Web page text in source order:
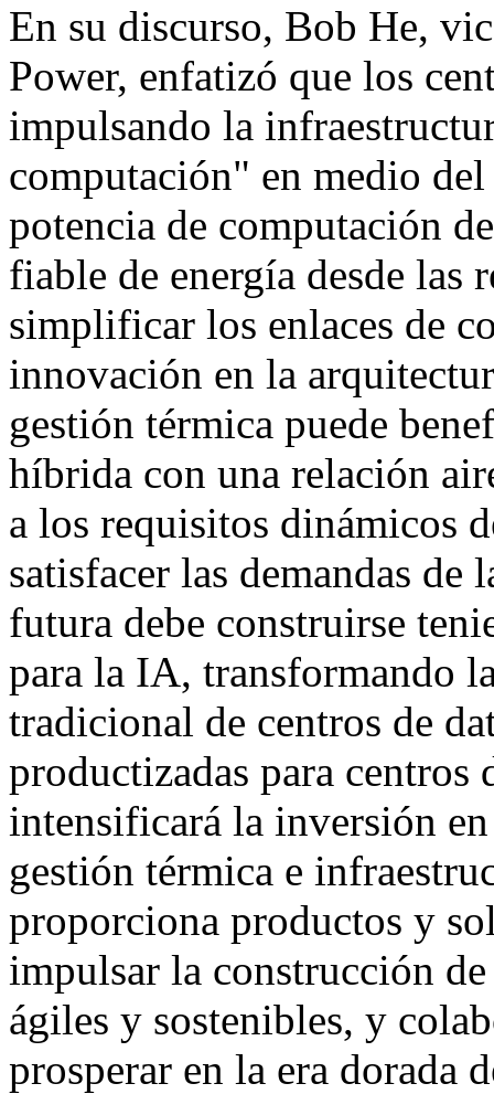
En su discurso, Bob He,
Power, enfatizó que los
impulsando la
computación" en medio
potencia de computación
fiable de energía desde las
simplificar los enlaces de
innovación en la
gestión térmica puede
híbrida con una relación
a los requisitos dinámicos
satisfacer las demandas
futura debe construirse
para la IA, transformando
tradicional de centros de
productizadas para
intensificará la inversión
gestión térmica e
proporciona productos y
impulsar la construcción
ágiles y sostenibles, y
prosperar en la era dorada